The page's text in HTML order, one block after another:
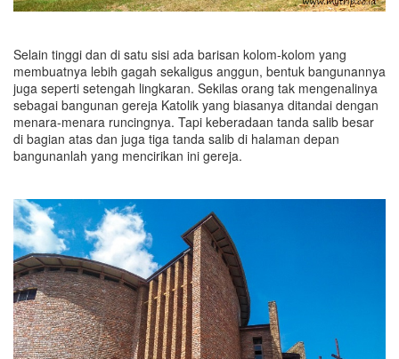
Selain tinggi dan di satu sisi ada barisan kolom-kolom yang
membuatnya lebih gagah sekaligus anggun, bentuk bangunannya
juga seperti setengah lingkaran. Sekilas orang tak mengenalinya
sebagai bangunan gereja Katolik yang biasanya ditandai dengan
menara-menara runcingnya. Tapi keberadaan tanda salib besar
di bagian atas dan juga tiga tanda salib di halaman depan
bangunanlah yang mencirikan ini gereja.